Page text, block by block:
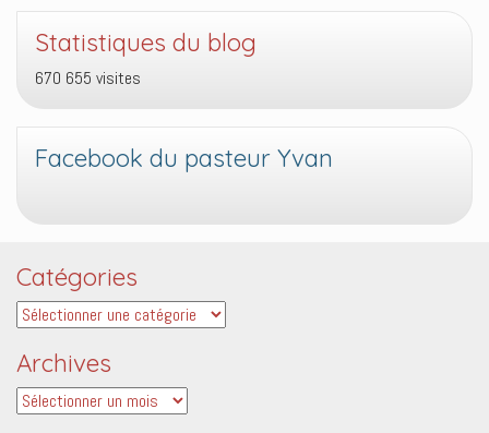
Statistiques du blog
670 655 visites
Facebook du pasteur Yvan
Catégories
Catégories
Archives
Archives